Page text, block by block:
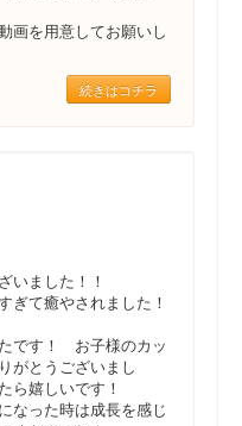
画を用意してお願いし
続きはコチラ
いました！！
ぎて癒やされました！
です！ お子様のカッ
がとうございまし
嬉しいです！
なった時は成長を感じ